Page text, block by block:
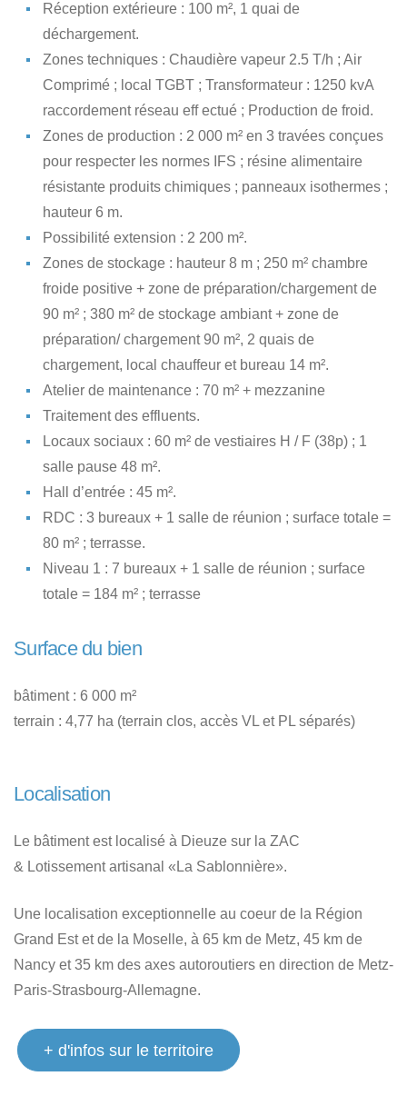
Réception extérieure : 100 m², 1 quai de
déchargement.
Zones techniques : Chaudière vapeur 2.5 T/h ; Air
Comprimé ; local TGBT ; Transformateur : 1250 kvA
raccordement réseau eff ectué ; Production de froid.
Zones de production : 2 000 m² en 3 travées conçues
pour respecter les normes IFS ; résine alimentaire
résistante produits chimiques ; panneaux isothermes ;
hauteur 6 m.
Possibilité extension : 2 200 m².
Zones de stockage : hauteur 8 m ; 250 m² chambre
froide positive + zone de préparation/chargement de
90 m² ; 380 m² de stockage ambiant + zone de
préparation/ chargement 90 m², 2 quais de
chargement, local chauffeur et bureau 14 m².
Atelier de maintenance : 70 m² + mezzanine
Traitement des effluents.
Locaux sociaux : 60 m² de vestiaires H / F (38p) ; 1
salle pause 48 m².
Hall d’entrée : 45 m².
RDC : 3 bureaux + 1 salle de réunion ; surface totale =
80 m² ; terrasse.
Niveau 1 : 7 bureaux + 1 salle de réunion ; surface
totale = 184 m² ; terrasse
Surface du bien
bâtiment : 6 000 m²
terrain : 4,77 ha (terrain clos, accès VL et PL séparés)
Localisation
Le bâtiment est localisé à Dieuze sur la ZAC
& Lotissement artisanal «La Sablonnière».
Une localisation exceptionnelle au coeur de la Région
Grand Est et de la Moselle, à 65 km de Metz, 45 km de
Nancy et 35 km des axes autoroutiers en direction de Metz-
Paris-Strasbourg-Allemagne.
+ d'infos sur le territoire